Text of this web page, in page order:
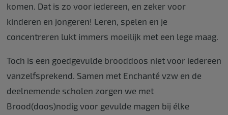
komen. Dat is zo voor iedereen, en zeker voor
kinderen en jongeren! Leren, spelen en je
concentreren lukt immers moeilijk met een lege maag.
Toch is een goedgevulde brooddoos niet voor iedereen
vanzelfsprekend. Samen met Enchanté vzw en de
deelnemende scholen zorgen we met
Brood(doos)nodig voor gevulde magen bij élke